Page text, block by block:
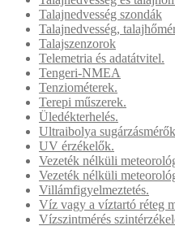
Talajnedvesség szondák
Talajnedvesség,
Talajszenzorok
Telemetria és adatátvitel.
Tengeri-NMEA
Tenziométerek.
Terepi műszerek.
Üledékterhelés.
Ultraibolya
UV érzékelők.
Vezeték nélküli
Vezeték nélküli
Villámfigyelmeztetés.
Víz vagy a víztartó réteg
Vízszintmérés